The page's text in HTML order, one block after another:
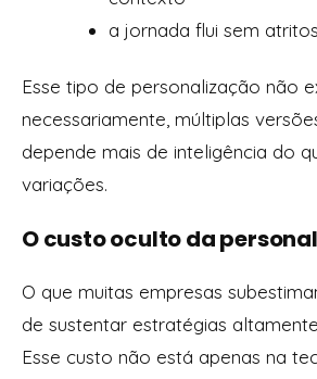
a jornada flui sem atritos
Esse tipo de personalização não
necessariamente, múltiplas
depende mais de inteligência do
variações.
O custo oculto da
O que muitas empresas
de sustentar estratégias
Esse custo não está apenas na